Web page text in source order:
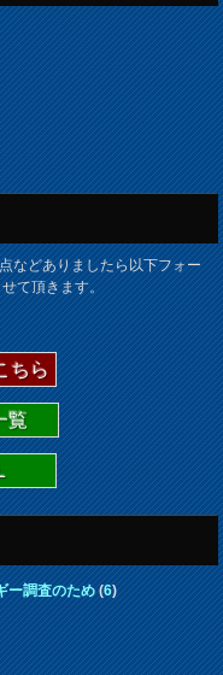
などありましたら以下フォー
て頂きます。
ちら
覧
Ｌ
ー調査のため(6)